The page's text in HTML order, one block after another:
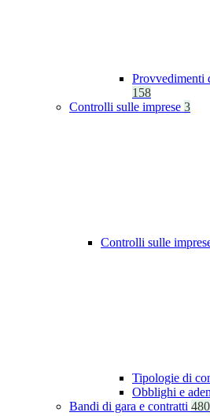
Provvedimenti
158
Controlli sulle imprese 3
Controlli sulle
Tipologie di
Obblighi e
Bandi di gara e contratti 480